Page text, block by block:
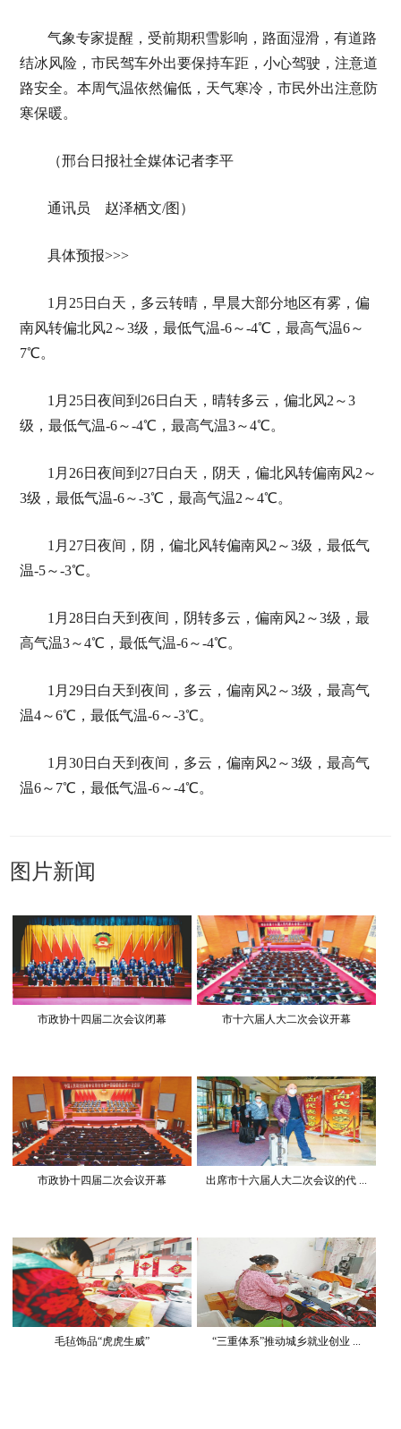
气象专家提醒，受前期积雪影响，路面湿滑，有道路
结冰风险，市民驾车外出要保持车距，小心驾驶，注意道
路安全。本周气温依然偏低，天气寒冷，市民外出注意防
寒保暖。
（邢台日报社全媒体记者李平
通讯员 赵泽栖文/图）
具体预报>>>
1月25日白天，多云转晴，早晨大部分地区有雾，偏
南风转偏北风2～3级，最低气温-6～-4℃，最高气温6～
7℃。
1月25日夜间到26日白天，晴转多云，偏北风2～3
级，最低气温-6～-4℃，最高气温3～4℃。
1月26日夜间到27日白天，阴天，偏北风转偏南风2～
3级，最低气温-6～-3℃，最高气温2～4℃。
1月27日夜间，阴，偏北风转偏南风2～3级，最低气
温-5～-3℃。
1月28日白天到夜间，阴转多云，偏南风2～3级，最
高气温3～4℃，最低气温-6～-4℃。
1月29日白天到夜间，多云，偏南风2～3级，最高气
温4～6℃，最低气温-6～-3℃。
1月30日白天到夜间，多云，偏南风2～3级，最高气
温6～7℃，最低气温-6～-4℃。
图片新闻
市政协十四届二次会议闭幕 市十六届人大二次会议开幕
市政协十四届二次会议开幕 出席市十六届人大二次会议的代 ...
毛毡饰品“虎虎生威” “三重体系”推动城乡就业创业 ...